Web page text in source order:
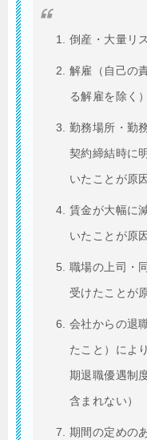
倒産・大量リ
解雇（自己の
る解雇を除く
勤務場所・勤
契約締結時に
いたことが原
賃金が大幅に
いたことが原
職場の上司・
受けたことが
会社からの退
たこと）によ
期退職優遇制
含まれない）
期間の定めの